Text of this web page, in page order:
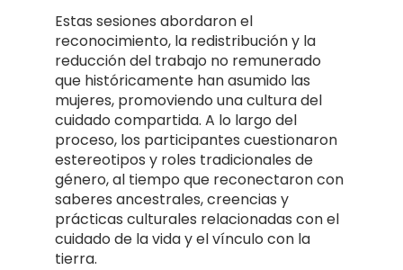
Estas sesiones abordaron el
reconocimiento, la redistribución y la
reducción del trabajo no remunerado
que históricamente han asumido las
mujeres, promoviendo una cultura del
cuidado compartida. A lo largo del
proceso, los participantes cuestionaron
estereotipos y roles tradicionales de
género, al tiempo que reconectaron con
saberes ancestrales, creencias y
prácticas culturales relacionadas con el
cuidado de la vida y el vínculo con la
tierra.